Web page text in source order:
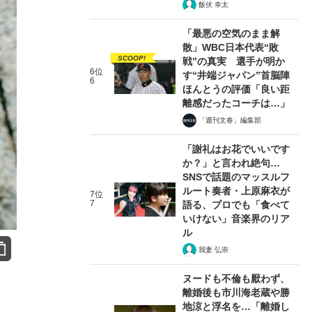
飯伏 幸太
6位
6
SCOOP!
「最悪の空気のまま解
散」WBC日本代表“敗
戦”の真実 選手が明か
す“井端ジャパン”首脳陣
ほんとうの評価「良い距
離感だったコーチは…」
「週刊文春」編集部
7位
7
「謝礼はお花でいいです
か？」と言われ絶句…
SNSで話題のマッスルフ
ルート奏者・上原麻衣が
語る、プロでも「食べて
いけない」音楽界のリア
ル
我妻 弘崇
ヌードも不倫も厭わず、
離婚後も市川海老蔵や勝
地涼と浮名を…「離婚し